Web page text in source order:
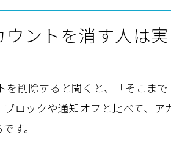
ウントを消す人は
を削除すると聞くと、「そこま
ブロックや通知オフと比べて、
す。